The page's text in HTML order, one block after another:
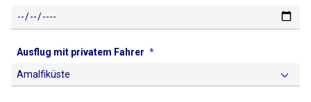
Ausflug mit privatem Fahrer